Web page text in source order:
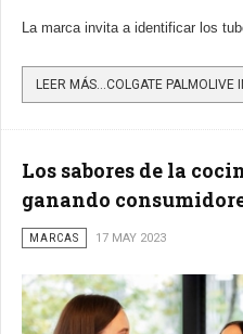
La marca invita a identificar los
Los sabores de la
ganando
MARCAS 17 MAY 2023